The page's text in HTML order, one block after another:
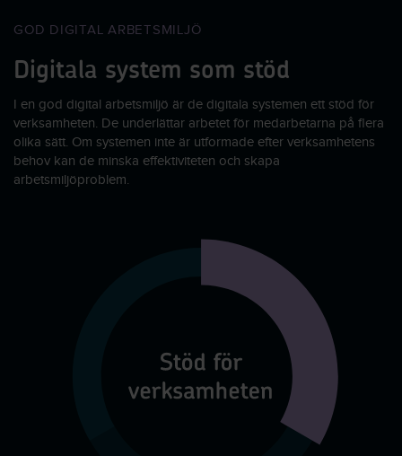
GOD DIGITAL ARBETSMILJÖ
Digitala system som stöd
I en god digital arbetsmiljö är de digitala systemen ett stöd för
verksamheten. De underlättar arbetet för medarbetarna på flera
olika sätt. Om systemen inte är utformade efter verksamhetens
behov kan de minska effektiviteten och skapa
arbetsmiljöproblem.